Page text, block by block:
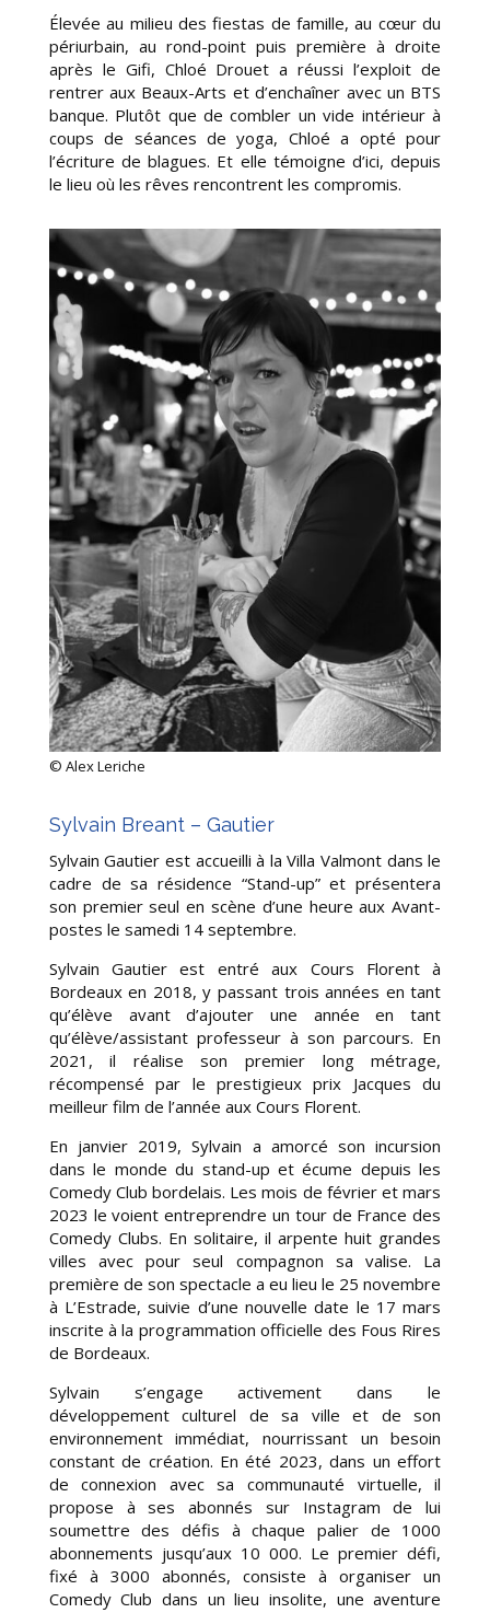
Élevée au milieu des fiestas de famille, au cœur du
périurbain, au rond-point puis première à droite
après le Gifi, Chloé Drouet a réussi l’exploit de
rentrer aux Beaux-Arts et d’enchaîner avec un BTS
banque. Plutôt que de combler un vide intérieur à
coups de séances de yoga, Chloé a opté pour
l’écriture de blagues. Et elle témoigne d’ici, depuis
le lieu où les rêves rencontrent les compromis.
© Alex Leriche
Sylvain Breant – Gautier
Sylvain Gautier est accueilli à la Villa Valmont dans le
cadre de sa résidence “Stand-up” et présentera
son premier seul en scène d’une heure aux Avant-
postes le samedi 14 septembre.
Sylvain Gautier est entré aux Cours Florent à
Bordeaux en 2018, y passant troisannées en tant
qu’élève avant d’ajouter une année en tant
qu’élève/assistant professeur à son parcours. En
2021, il réalise son premier long métrage,
récompensé par le prestigieux prix Jacques du
meilleur film de l’année aux Cours Florent.
En janvier 2019, Sylvain a amorcé son incursion
dans le monde du stand-up et écume depuis les
Comedy Club bordelais. Les mois de février et mars
2023 levoient entreprendre un tour de France des
Comedy Clubs. En solitaire, il arpentehuit grandes
villes avec pour seul compagnon sa valise. La
première de son spectacle a eu lieu le 25 novembre
à L’Estrade, suivie d’une nouvelle date le 17 mars
inscrite à la programmation officielle des Fous Rires
de Bordeaux.
Sylvain s’engage activement dans le
développement culturel de sa ville et de son
environnement immédiat, nourrissant un besoin
constant de création. En été 2023, dans un effort
de connexion avec sa communauté virtuelle, il
propose àses abonnés sur Instagram de lui
soumettre des défis à chaque palier de 1000
abonnements jusqu’aux 10 000. Le premier défi,
fixé à 3000 abonnés, consiste àorganiser un
Comedy Club dans un lieu insolite, une aventure